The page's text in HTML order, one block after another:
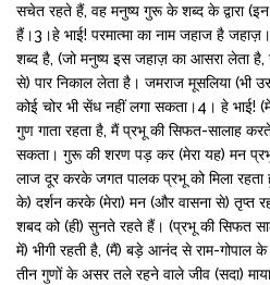
सचेत रहते हैं, वह मनुष्य गुरू के शब्द के द्वारा
हैं।3।हे भाई! परमात्मा का नाम जहाज है
शब्द है, (जो मनुष्य इस जहाज़ का आसरा लेता है,
से) पार निकाल लेता है। जमराज मूसलिया (भी
कोई चोर भी सेंध नहीं लगा सकता।4। हे भाई!
गुण गाता रहता है, मैं प्रभू की सिफत-सालाह
सकता। गुरू की शरण पड़ कर (मेरा यह) मन
लाज दूर करके जगत पालक प्रभू को मिला
के) दर्शन करके (मेरा) मन (और वासना से) तृप्त
शबद को (ही) सुनते रहते हैं। (प्रभू की सिफत
में) भीगी रहती है, (मैं) बड़े आनंद से राम-गोपाल
तीन गुणों के असर तले रहने वाले जीव (सदा)